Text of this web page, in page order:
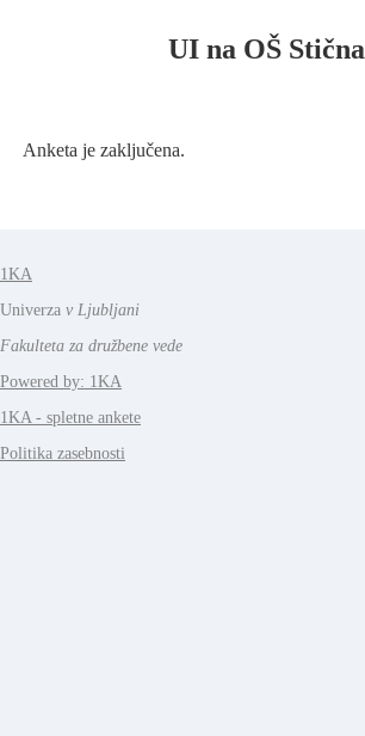
UI na OŠ Stična
Anketa je zaključena.
1KA
Univerza v Ljubljani
Fakulteta za družbene vede
Powered by: 1KA
1KA - spletne ankete
Politika zasebnosti